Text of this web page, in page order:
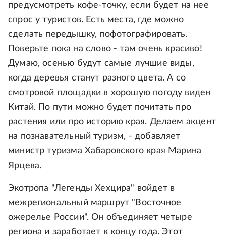
предусмотреть кофе-точку, если будет на нее
спрос у туристов. Есть места, где можно
сделать передышку, пофотографировать.
Поверьте пока на слово - там очень красиво!
Думаю, осенью будут самые лучшие виды,
когда деревья станут разного цвета. А со
смотровой площадки в хорошую погоду виден
Китай. По пути можно будет почитать про
растения или про историю края. Делаем акцент
на познавательный туризм, - добавляет
министр туризма Хабаровского края Марина
Ярцева.
Экотропа "Легенды Хехцира" войдет в
межрегиональный маршрут "Восточное
ожерелье России". Он объединяет четыре
региона и заработает к концу года. Этот